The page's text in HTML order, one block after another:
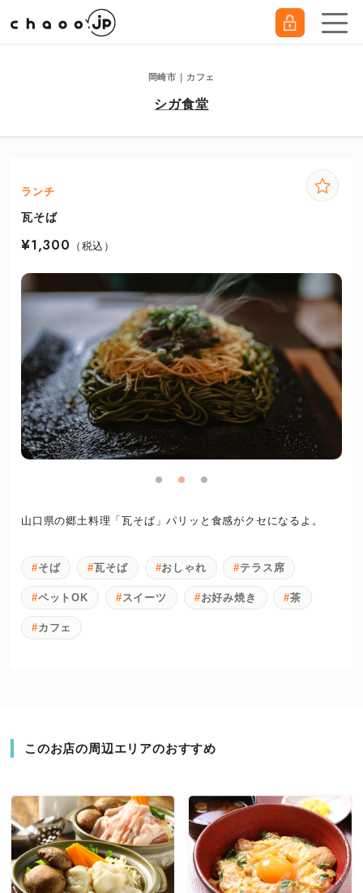
岡崎市｜カフェ
シガ食堂
ランチ
瓦そば
¥1,300 （税込）
山口県の郷土料理「瓦そば」パリッと食感がクセになるよ。
そば 瓦そば おしゃれ テラス席
ペットOK スイーツ お好み焼き 茶
カフェ
このお店の周辺エリアのおすすめ